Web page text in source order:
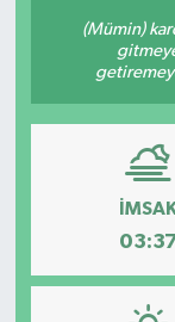
(Mümin)